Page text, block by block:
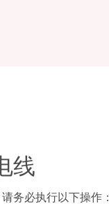
线
务必执行以下操作：